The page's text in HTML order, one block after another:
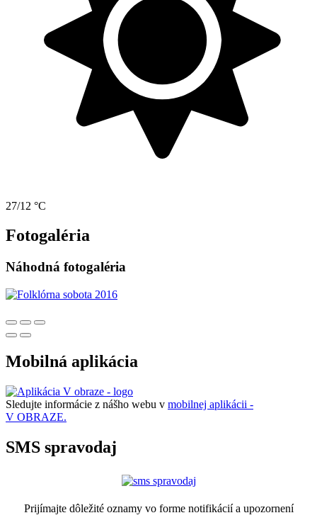
27/12 °C
Fotogaléria
Náhodná fotogaléria
Mobilná aplikácia
Sledujte informácie z nášho webu v mobilnej aplikácii -
V OBRAZE.
SMS spravodaj
Prijímajte dôležité oznamy vo forme notifikácií a upozornení